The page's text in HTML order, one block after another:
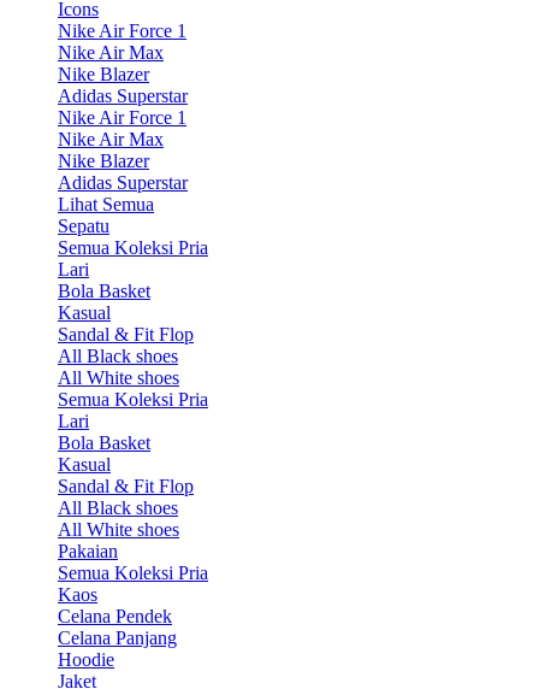
Icons
Nike Air Force 1
Nike Air Max
Nike Blazer
Adidas Superstar
Nike Air Force 1
Nike Air Max
Nike Blazer
Adidas Superstar
Lihat Semua
Sepatu
Semua Koleksi Pria
Lari
Bola Basket
Kasual
Sandal & Fit Flop
All Black shoes
All White shoes
Semua Koleksi Pria
Lari
Bola Basket
Kasual
Sandal & Fit Flop
All Black shoes
All White shoes
Pakaian
Semua Koleksi Pria
Kaos
Celana Pendek
Celana Panjang
Hoodie
Jaket